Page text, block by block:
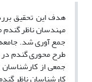
هدف این تحقیق
مهندسان ناظر گندم
طرح محوری گندم
جمعی از